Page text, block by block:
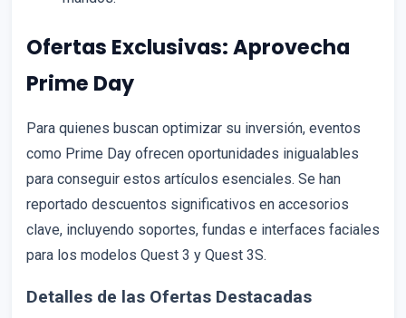
Ofertas Exclusivas: Aprovecha
Prime Day
Para quienes buscan optimizar su inversión, eventos
como Prime Day ofrecen oportunidades inigualables
para conseguir estos artículos esenciales. Se han
reportado descuentos significativos en accesorios
clave, incluyendo soportes, fundas e interfaces faciales
para los modelos Quest 3 y Quest 3S.
Detalles de las Ofertas Destacadas